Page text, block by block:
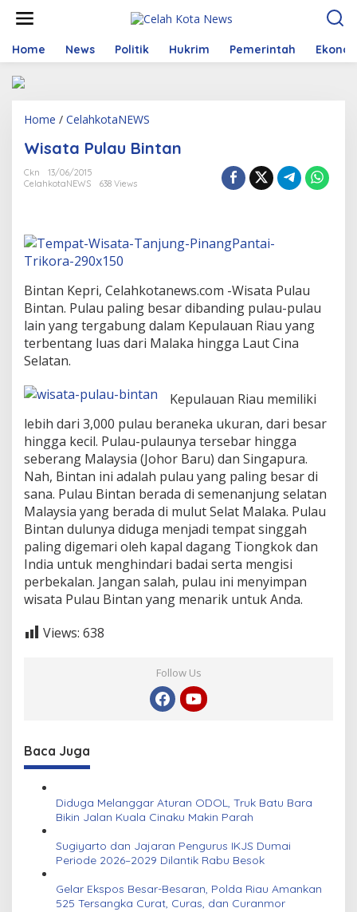
t
Home News Politik Hukrim Pemerintah
Home / CelahkotaNEWS
s
a
i
n
t
a
n
Wisata Pulau Bintan
Ckn
13/06/2015
CelahkotaNEWS
638 Views
Bintan Kepri, Celahkotanews.com -Wisata Pulau
Bintan. Pulau paling besar dibanding pulau-pulau
lain yang tergabung dalam Kepulauan Riau yang
terbentang luas dari Malaka hingga Laut Cina
Selatan.
Kepulauan Riau memiliki
lebih dari 3,000 pulau beraneka ukuran, dari besar
hingga kecil. Pulau-pulaunya tersebar hingga
seberang Malaysia (Johor Baru) dan Singapura.
Nah, Bintan ini adalah pulau yang paling besar di
sana. Pulau Bintan berada di semenanjung selatan
Malaysia yang berada di mulut Selat Malaka. Pulau
Bintan dulunya diduga menjadi tempat singgah
paling digemari oleh kapal dagang Tiongkok dan
India untuk menghindari badai serta mengisi
perbekalan. Jangan salah, pulau ini menyimpan
wisata Pulau Bintan yang menarik untuk Anda.
Views: 638
Follow Us
Baca Juga
Diduga Melanggar Aturan ODOL, Truk Batu Bara
Bikin Jalan Kuala Cinaku Makin Parah
Sugiyarto dan Jajaran Pengurus IKJS Dumai
Periode 2026–2029 Dilantik Rabu Besok
Gelar Ekspos Besar-Besaran, Polda Riau Amankan
525 Tersangka Curat, Curas, dan Curanmor